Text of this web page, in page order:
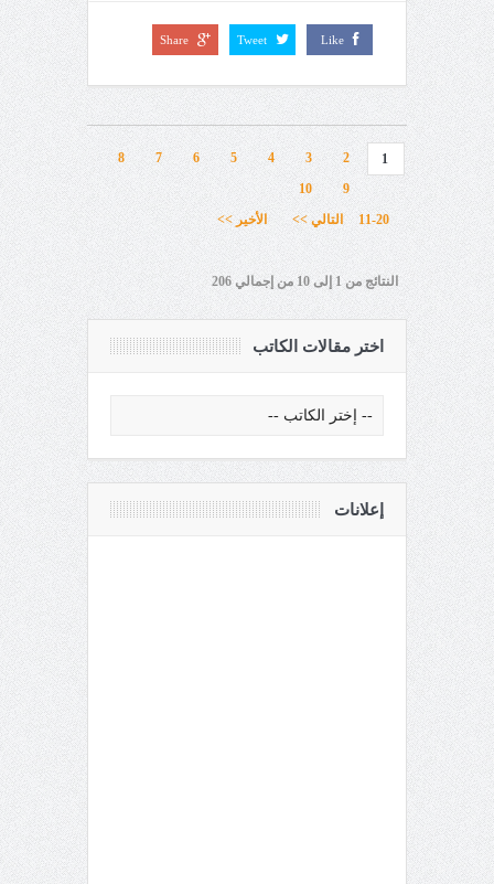
Like
Tweet
Share
1
2
3
4
5
6
7
8
9
10
11-20
التالي >> الأخير >>
النتائج من 1 إلى 10 من إجمالي 206
اختر مقالات الكاتب
إعلانات